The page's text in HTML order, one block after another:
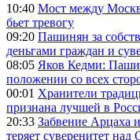
10:40 Мост между
бьет тревогу
09:20 Пашинян за
деньгами граждан и
08:05 Яков Кедми:
положении со всех
00:01 Хранители
признана лучшей в
20:33 Забвение Арцаха
теряет суверенитет